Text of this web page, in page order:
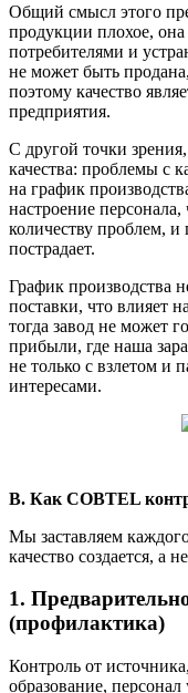
Общий смысл этого
продукции плохое, она
потребителями и
не может быть
поэтому качество
предприятия.
С другой точки
качества: проблемы с
на график
настроение
количеству проблем,
пострадает.
График производства
поставки, что влияет
тогда завод не может
прибыли, где наша
не только с взлетом и
интересами.
B. Как COBTEL
Мы заставляем
качество создается, а
1.
(профилактика)
Контроль от
образование,